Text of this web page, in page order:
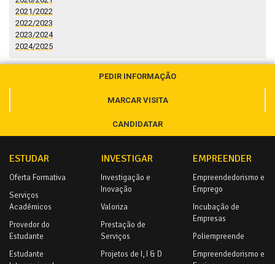
2021/2022
2022/2023
2023/2024
2024/2025
PEDIR INFORMAÇÃO
MARCAR VISITA
CANDIDATAR
ESTUDAR
Oferta Formativa
Serviços
Académicos
Provedor do
Estudante
Estudante
INVESTIGAR
Investigação e
Inovação
Valoriza
Prestação de
Serviços
Projetos de I, I & D
EMPREENDER
Empreendedorismo e
Emprego
Incubação de
Empresas
Poliempreende
Empreendedorismo e